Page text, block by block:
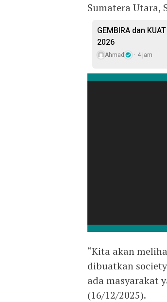
Sumatera Utara,
GEMBIRA dan
2026
Ahmad 4 jam
“Kita akan
dibuatkan
ada masyarakat
(16/12/2025).